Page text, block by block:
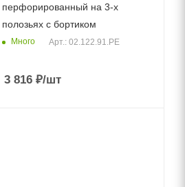
перфорированный на 3-х
полозьях с бортиком
Много Арт.: 02.122.91.PE
3 816 ₽/шт